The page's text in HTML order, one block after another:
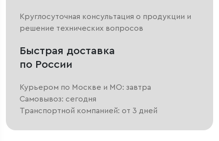
Круглосуточная консультация о продукции и
решение технических вопросов
Быстрая доставка
по России
Курьером по Москве и МО: завтра
Самовывоз: сегодня
Транспортной компанией: от 3 дней